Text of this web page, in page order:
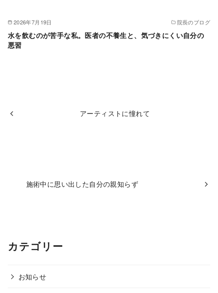
2026年7月19日 院長のブログ
水を飲むのが苦手な私。医者の不養生と、気づきにくい自分の
悪習
アーティストに憧れて
施術中に思い出した自分の親知らず
カテゴリー
お知らせ